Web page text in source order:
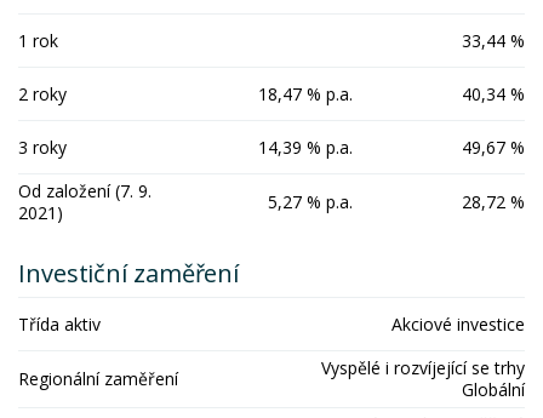
1 rok 33,44 %
2 roky 18,47 % p.a. 40,34 %
3 roky 14,39 % p.a.
49,67 %
Od založení (7. 9.
2021)
5,27 % p.a. 28,72 %
Investiční zaměření
Třída aktiv Akciové investice
Regionální zaměření
Vyspělé i rozvíjející se trhy
Globální